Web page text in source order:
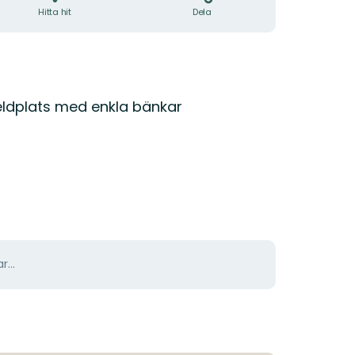
Hitta hit Dela
med enkla bänkar